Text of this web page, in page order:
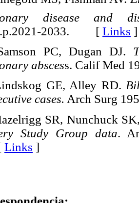
disease and
2033. [ Links ]
PC, Dugan DJ.
abscess. Calif Med
GE, Alley RD.
cases. Arch Surg
SR, Nunchuck
Study Group data.
Links ]